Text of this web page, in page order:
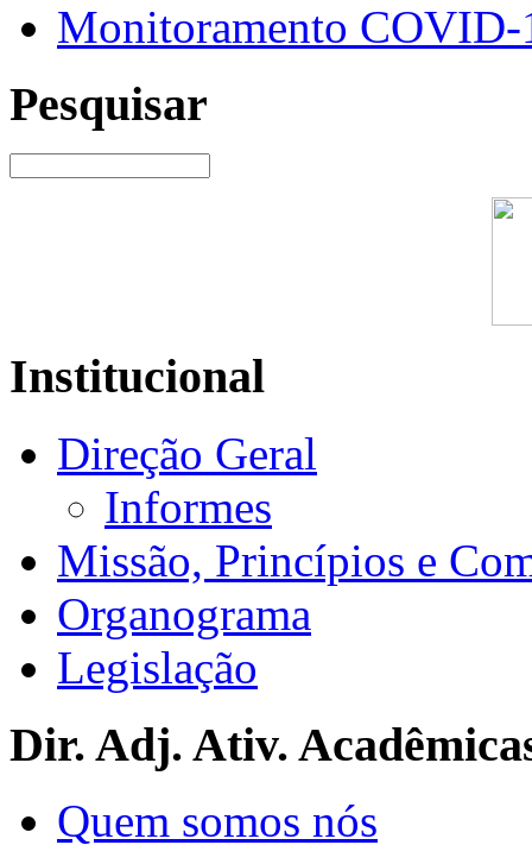
Monitoramento COVID-
Pesquisar
Institucional
Direção Geral
Informes
Missão, Princípios e
Organograma
Legislação
Dir. Adj. Ativ.
Quem somos nós